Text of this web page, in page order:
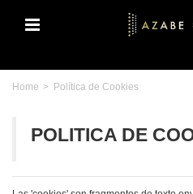
Home > Política de Cookies
POLITICA DE